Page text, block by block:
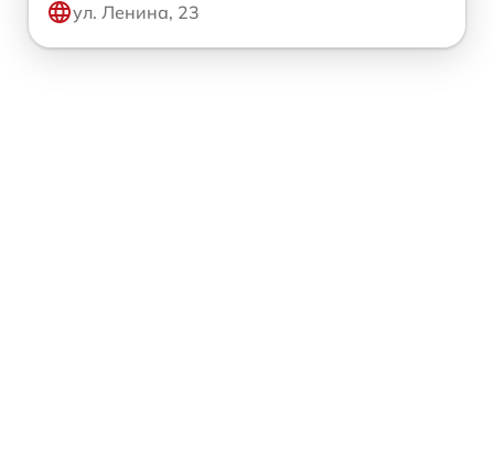
ул. Ленина, 23